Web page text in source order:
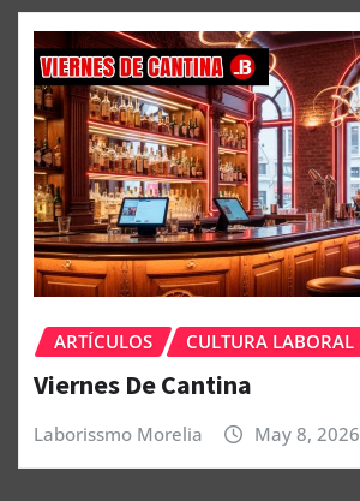
ARTÍCULOS CULTURA LABORAL
Viernes De Cantina
Laborissmo Morelia May 8, 2026